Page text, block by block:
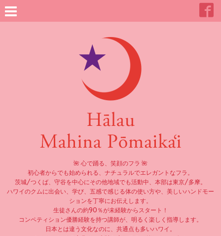
🌺 心で踊る、笑顔のフラ 🌺
初心者からでも始められる、ナチュラルでエレガントなフラ。
茨城/つくば、守谷を中心にその他地域でも活動中、本部は東京/多摩。
ハワイのクムに出会い、学び、五感で感じる体の使い方や、美しいハンドモー
ションを丁寧にお伝えします。
生徒さんの約90％が未経験からスタート！
コンペティション優勝経験を持つ講師が、明るく楽しく指導します。
日本とは違う文化なのに、共通点も多いハワイ。